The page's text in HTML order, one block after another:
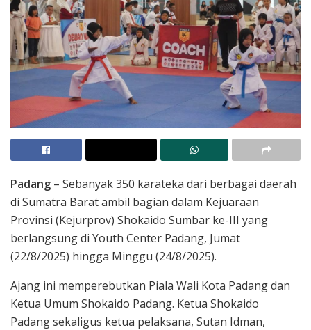
Padang – Sebanyak 350 karateka dari berbagai daerah
di Sumatra Barat ambil bagian dalam Kejuaraan
Provinsi (Kejurprov) Shokaido Sumbar ke-III yang
berlangsung di Youth Center Padang, Jumat
(22/8/2025) hingga Minggu (24/8/2025).
Ajang ini memperebutkan Piala Wali Kota Padang dan
Ketua Umum Shokaido Padang. Ketua Shokaido
Padang sekaligus ketua pelaksana, Sutan Idman,